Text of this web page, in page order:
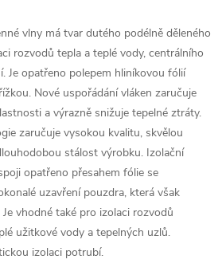
vlny má tvar dutého podélně děleného
rozvodů tepla a teplé vody, centrálního
Je opatřeno polepem hliníkovou fólií
Nové uspořádání vláken zaručuje
a výrazně snižuje tepelné ztráty.
zaručuje vysokou kvalitu, skvělou
stálost výrobku. Izolační
opatřeno přesahem fólie se
uzavření pouzdra, která však
vhodné také pro izolaci rozvodů
užitkové vody a tepelných uzlů.
izolaci potrubí.